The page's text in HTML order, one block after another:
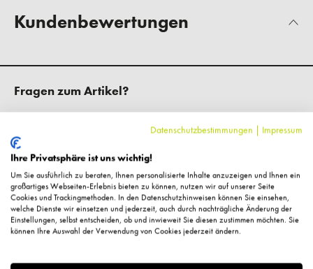
Kundenbewertungen
Fragen zum Artikel?
Ergänzende Artikel
%
Datenschutzbestimmungen | Impressum
Ihre Privatsphäre ist uns wichtig!
Um Sie ausführlich zu beraten, Ihnen personalisierte Inhalte anzuzeigen und Ihnen ein
großartiges Webseiten-Erlebnis bieten zu können, nutzen wir auf unserer Seite
Cookies und Trackingmethoden. In den Datenschutzhinweisen können Sie einsehen,
welche Dienste wir einsetzen und jederzeit, auch durch nachträgliche Änderung der
Einstellungen, selbst entscheiden, ob und inwieweit Sie diesen zustimmen möchten. Sie
können Ihre Auswahl der Verwendung von Cookies jederzeit ändern.